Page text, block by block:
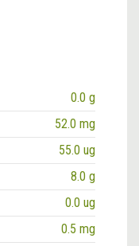
0.0 g
52.0 mg
55.0 ug
8.0 g
0.0 ug
0.5 mg